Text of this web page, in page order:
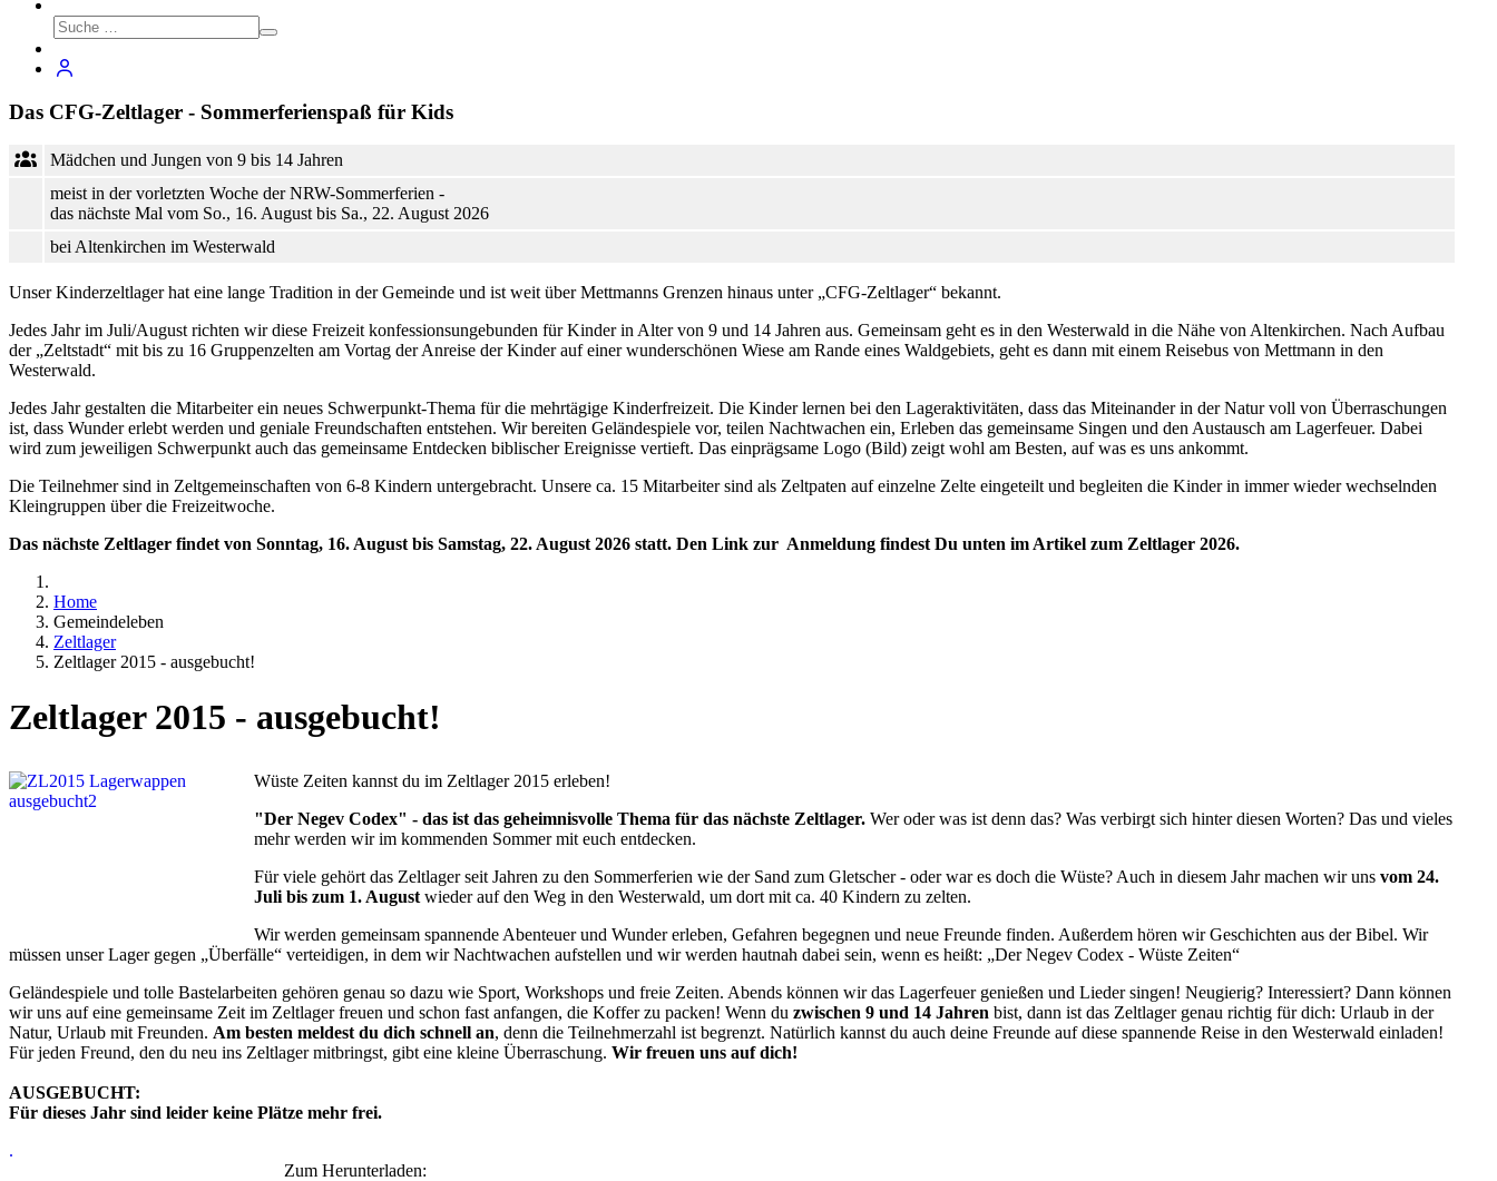
Das CFG-Zeltlager - Sommerferienspaß für Kids
Mädchen und Jungen von 9 bis 14 Jahren
meist in der vorletzten Woche der NRW-Sommerferien -
das nächste Mal vom So., 16. August bis Sa., 22. August 2026
bei Altenkirchen im Westerwald
Unser Kinderzeltlager hat eine lange Tradition in der Gemeinde und ist weit über Mettmanns Grenzen hinaus unter „CFG-Zeltlager“ bekannt.
Jedes Jahr im Juli/August richten wir diese Freizeit konfessionsungebunden für Kinder in Alter von 9 und 14 Jahren aus. Gemeinsam geht es in den Westerwald in die Nähe von Altenkirchen. Nach Aufbau
der „Zeltstadt“ mit bis zu 16 Gruppenzelten am Vortag der Anreise der Kinder auf einer wunderschönen Wiese am Rande eines Waldgebiets, geht es dann mit einem Reisebus von Mettmann in den
Westerwald.
Jedes Jahr gestalten die Mitarbeiter ein neues Schwerpunkt-Thema für die mehrtägige Kinderfreizeit. Die Kinder lernen bei den Lageraktivitäten, dass das Miteinander in der Natur voll von Überraschungen
ist, dass Wunder erlebt werden und geniale Freundschaften entstehen. Wir bereiten Geländespiele vor, teilen Nachtwachen ein, Erleben das gemeinsame Singen und den Austausch am Lagerfeuer. Dabei
wird zum jeweiligen Schwerpunkt auch das gemeinsame Entdecken biblischer Ereignisse vertieft. Das einprägsame Logo (Bild) zeigt wohl am Besten, auf was es uns ankommt.
Die Teilnehmer sind in Zeltgemeinschaften von 6-8 Kindern untergebracht. Unsere ca. 15 Mitarbeiter sind als Zeltpaten auf einzelne Zelte eingeteilt und begleiten die Kinder in immer wieder wechselnden
Kleingruppen über die Freizeitwoche.
Das nächste Zeltlager findet von Sonntag, 16. August bis Samstag, 22. August 2026 statt. Den Link zur Anmeldung findest Du unten im Artikel zum Zeltlager 2026.
Home
Gemeindeleben
Zeltlager
Zeltlager 2015 - ausgebucht!
Zeltlager 2015 - ausgebucht!
Wüste Zeiten kannst du im Zeltlager 2015 erleben!
"Der Negev Codex" - das ist das geheimnisvolle Thema für das nächste Zeltlager. Wer oder was ist denn das? Was verbirgt sich hinter diesen Worten? Das und vieles
mehr werden wir im kommenden Sommer mit euch entdecken.
Für viele gehört das Zeltlager seit Jahren zu den Sommerferien wie der Sand zum Gletscher - oder war es doch die Wüste? Auch in diesem Jahr machen wir uns vom 24.
Juli bis zum 1. August wieder auf den Weg in den Westerwald, um dort mit ca. 40 Kindern zu zelten.
Wir werden gemeinsam spannende Abenteuer und Wunder erleben, Gefahren begegnen und neue Freunde finden. Außerdem hören wir Geschichten aus der Bibel. Wir
müssen unser Lager gegen „Überfälle“ verteidigen, in dem wir Nachtwachen aufstellen und wir werden hautnah dabei sein, wenn es heißt: „Der Negev Codex - Wüste Zeiten“
Geländespiele und tolle Bastelarbeiten gehören genau so dazu wie Sport, Workshops und freie Zeiten. Abends können wir das Lagerfeuer genießen und Lieder singen! Neugierig? Interessiert? Dann können
wir uns auf eine gemeinsame Zeit im Zeltlager freuen und schon fast anfangen, die Koffer zu packen! Wenn du zwischen 9 und 14 Jahren bist, dann ist das Zeltlager genau richtig für dich: Urlaub in der
Natur, Urlaub mit Freunden. Am besten meldest du dich schnell an, denn die Teilnehmerzahl ist begrenzt. Natürlich kannst du auch deine Freunde auf diese spannende Reise in den Westerwald einladen!
Für jeden Freund, den du neu ins Zeltlager mitbringst, gibt eine kleine Überraschung. Wir freuen uns auf dich!
AUSGEBUCHT:
Für dieses Jahr sind leider keine Plätze mehr frei.
.
Zum Herunterladen: